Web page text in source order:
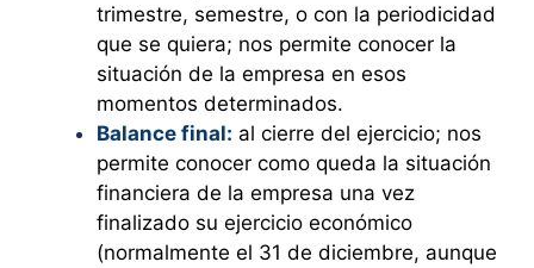
trimestre, semestre, o con la periodicidad
que se quiera; nos permite conocer la
situación de la empresa en esos
momentos determinados.
Balance final: al cierre del ejercicio; nos
permite conocer como queda la situación
financiera de la empresa una vez
finalizado su ejercicio económico
(normalmente el 31 de diciembre, aunque